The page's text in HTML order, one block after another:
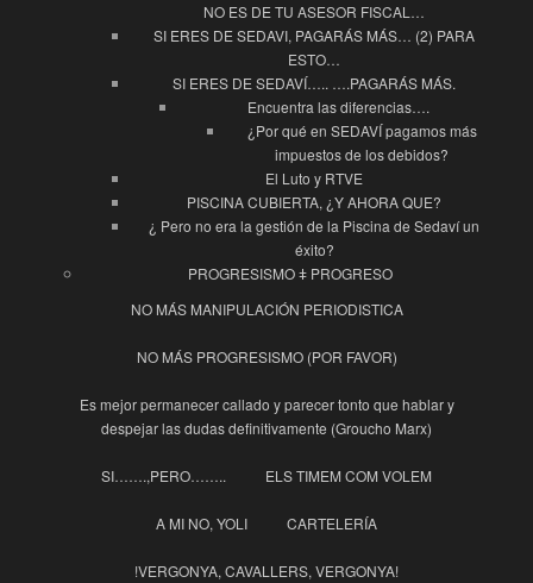
NO ES DE TU ASESOR FISCAL…
SI ERES DE SEDAVI, PAGARÁS MÁS… (2) PARA
ESTO…
SI ERES DE SEDAVÍ….. ….PAGARÁS MÁS.
Encuentra las diferencias….
¿Por qué en SEDAVÍ pagamos más
impuestos de los debidos?
El Luto y RTVE
PISCINA CUBIERTA, ¿Y AHORA QUE?
¿ Pero no era la gestión de la Piscina de Sedaví un
éxito?
PROGRESISMO ǂ PROGRESO
NO MÁS MANIPULACIÓN PERIODISTICA
NO MÁS PROGRESISMO (POR FAVOR)
Es mejor permanecer callado y parecer tonto que hablar y
despejar las dudas definitivamente (Groucho Marx)
SI…….,PERO…….. ELS TIMEM COM VOLEM
A MI NO, YOLI CARTELERÍA
!VERGONYA, CAVALLERS, VERGONYA!